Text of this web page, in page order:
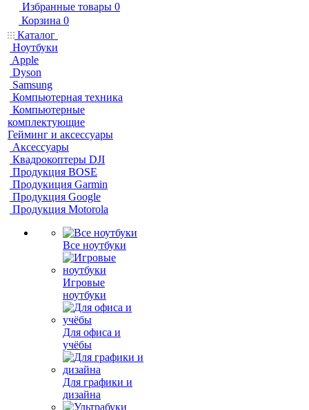
Избранные товары 0
Корзина 0
Каталог
Ноутбуки
Apple
Dyson
Samsung
Компьютерная техника
Компьютерные
комплектующие
Гейминг и аксессуары
Аксессуары
Квадрокоптеры DJI
Продукция BOSE
Продукиция Garmin
Продукция Google
Продукция Motorola
Все ноутбуки
Игровые
ноутбуки
Для офиса и
учёбы
Для графики и
дизайна